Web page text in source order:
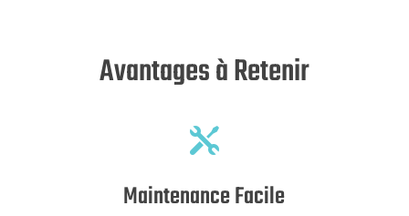
Avantages à Retenir

Maintenance Facile